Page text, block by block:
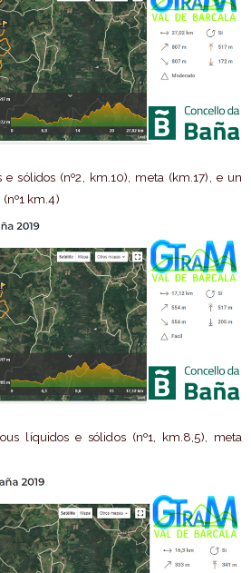
e sólidos (nº2, km.10), meta (km.17), e un
km.4)
líquidos e sólidos (nº1, km.8,5), meta